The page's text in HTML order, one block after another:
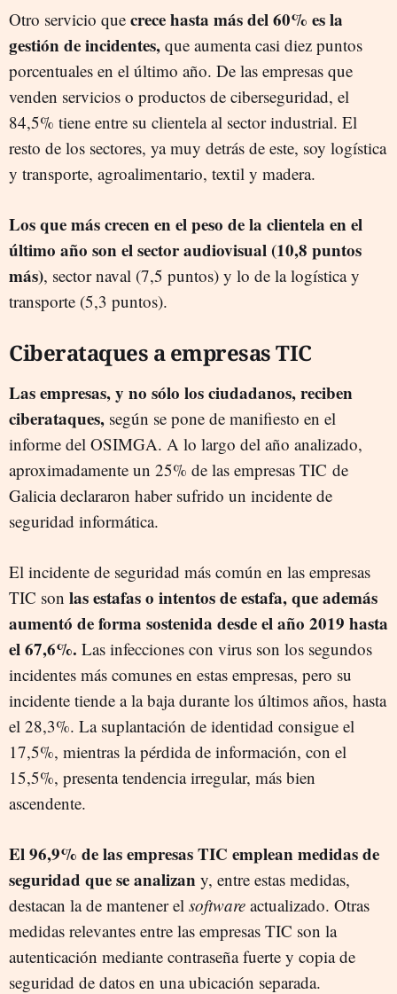
Otro servicio que crece hasta más del 60% es la
gestión de incidentes, que aumenta casi diez puntos
porcentuales en el último año. De las empresas que
venden servicios o productos de ciberseguridad, el
84,5% tiene entre su clientela al sector industrial. El
resto de los sectores, ya muy detrás de este, soy logística
y transporte, agroalimentario, textil y madera.
Los que más crecen en el peso de la clientela en el
último año son el sector audiovisual (10,8 puntos
más), sector naval (7,5 puntos) y lo de la logística y
transporte (5,3 puntos).
Ciberataques a empresas TIC
Las empresas, y no sólo los ciudadanos, reciben
ciberataques, según se pone de manifiesto en el
informe del OSIMGA. A lo largo del año analizado,
aproximadamente un 25% de las empresas TIC de
Galicia declararon haber sufrido un incidente de
seguridad informática.
El incidente de seguridad más común en las empresas
TIC son las estafas o intentos de estafa, que además
aumentó de forma sostenida desde el año 2019 hasta
el 67,6%. Las infecciones con virus son los segundos
incidentes más comunes en estas empresas, pero su
incidente tiende a la baja durante los últimos años, hasta
el 28,3%. La suplantación de identidad consigue el
17,5%, mientras la pérdida de información, con el
15,5%, presenta tendencia irregular, más bien
ascendente.
El 96,9% de las empresas TIC emplean medidas de
seguridad que se analizan y, entre estas medidas,
destacan la de mantener el software actualizado. Otras
medidas relevantes entre las empresas TIC son la
autenticación mediante contraseña fuerte y copia de
seguridad de datos en una ubicación separada.